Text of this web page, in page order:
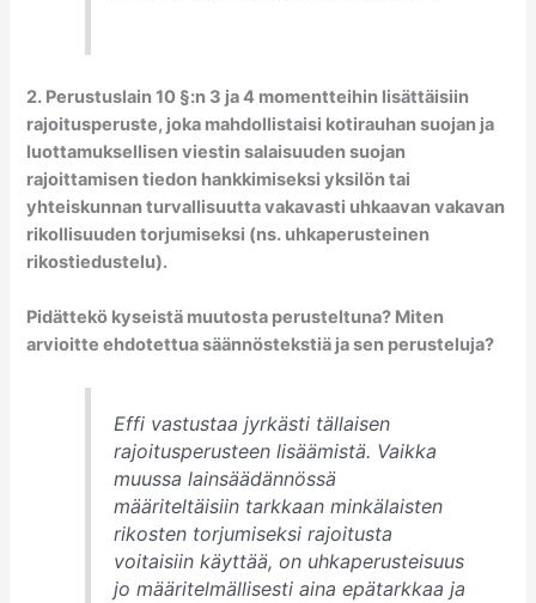
2. Perustuslain 10 §:n 3 ja 4 momentteihin lisättäisiin
rajoitusperuste, joka mahdollistaisi kotirauhan suojan ja
luottamuksellisen viestin salaisuuden suojan
rajoittamisen tiedon hankkimiseksi yksilön tai
yhteiskunnan turvallisuutta vakavasti uhkaavan vakavan
rikollisuuden torjumiseksi (ns. uhkaperusteinen
rikostiedustelu).
Pidättekö kyseistä muutosta perusteltuna? Miten
arvioitte ehdotettua säännöstekstiä ja sen perusteluja?
Effi vastustaa jyrkästi tällaisen
rajoitusperusteen lisäämistä. Vaikka
muussa lainsäädännössä
määriteltäisiin tarkkaan minkälaisten
rikosten torjumiseksi rajoitusta
voitaisiin käyttää, on uhkaperusteisuus
jo määritelmällisesti aina epätarkkaa ja